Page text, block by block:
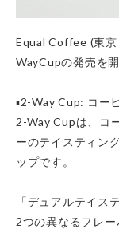
Equal Coffee (東
WayCupの発売を
▪️2-Way Cup: コー
2-Way Cupは、コ
ーのテイスティン
ップです。
「デュアルテイス
2つの異なるフレ